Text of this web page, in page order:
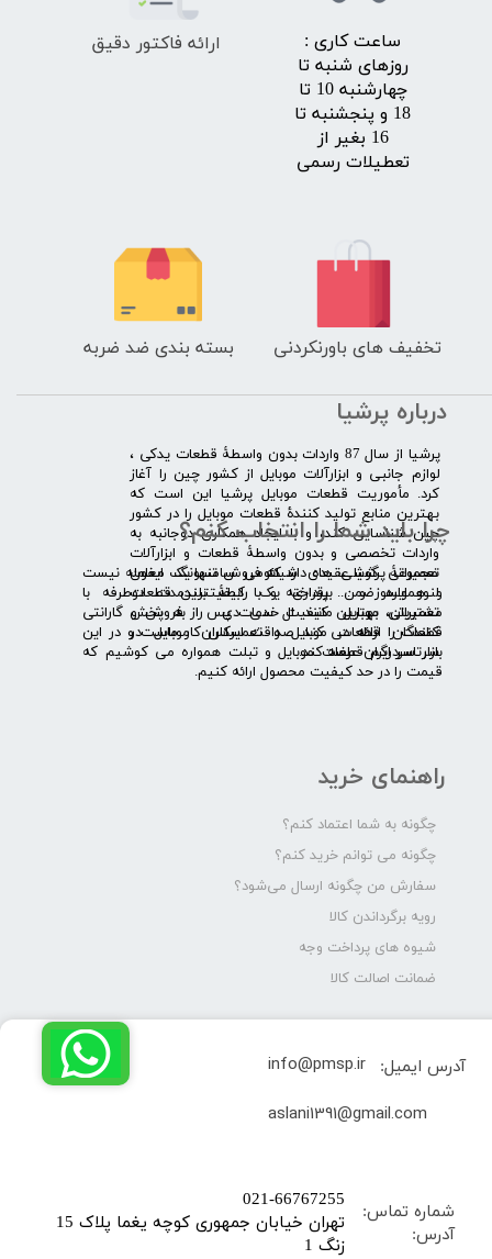
​ساعت کاری :
روزهای شنبه تا
چهارشنبه 10 تا
18 و پنجشنبه تا
16 بغیر از
تعطیلات رسمی
تخفیف های باورنکردنی بسته بندی ضد ضربه
ارائه فاکتور دقیق
درباره پرشیا
​پرشیا از سال 87 واردات بدون واسطۀ قطعات یدکی ،
لوازم جانبی و ابزارآلات موبایل از کشور چین را آغاز
کرد. مأموریت قطعات موبایل پرشیا این است که
بهترین منابع تولید کنندۀ قطعات موبایل را در کشور
چین شناسایی کند، و با ایجاد همکاری دوجانبه به
واردات تخصصی و بدون واسطۀ قطعات و ابزارآلات
تعمیراتی گوشی های شیائومی سامسونگ ایفون
لنوو ایسوز و .... پرداخته و با کیفیت­ترین قطعات
تعمیراتی موبایل مانند ال سی دی را به پخش
کنندگان قطعات موبایل و تعمیرکاران موبایل در
سرتاسر ایران عرضه کند.
راهنمای خرید
چگونه به شما اعتماد کنم؟
چگونه می توانم خرید کنم؟
سفارش من چگونه ارسال می‌شود؟
رویه برگرداندن کالا
شیوه های پرداخت وجه
ضمانت اصالت کالا
چرا باید شما را انتخاب کنم؟
​​ ​مجموعۀ پرشیا عقیده دارد که فروش تنها یک معامله نیست
و همواره ضمن برقراری یک رابطۀ بلندمدت دوطرفه با
مشتریان، بهترین کیفیت خدمات پس از فروش و گارانتی
قطعات را ارائه می­ کند. صداقت اساس کار ماست و در این
بازار سردرگم قطعات موبایل و تبلت همواره می کوشیم که
قیمت را در حد کیفیت محصول ارائه کنیم.
شماره تماس:
آدرس:
​021-66767255
تهران خیابان جمهوری کوچه یغما پلاک 15
زنگ 1
آدرس ایمیل:
info@pmsp.ir
​aslani1391@gmail.com